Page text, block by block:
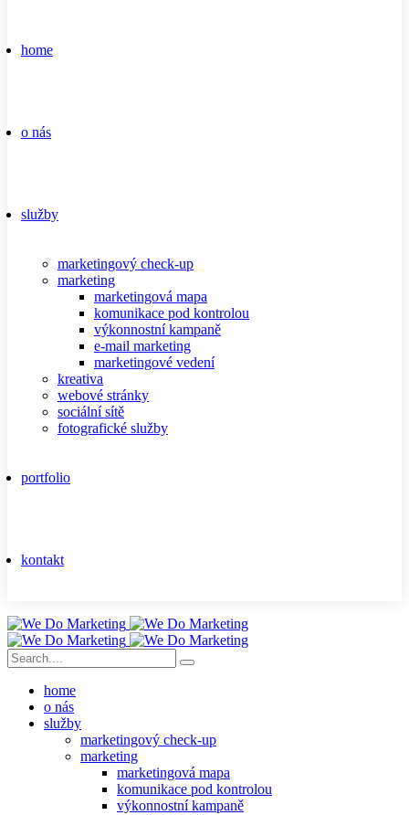
home
o nás
služby
marketingový check-up
marketing
marketingová mapa
komunikace pod kontrolou
výkonnostní kampaně
e-mail marketing
marketingové vedení
kreativa
webové stránky
sociální sítě
fotografické služby
portfolio
kontakt
home
o nás
služby
marketingový check-up
marketing
marketingová mapa
komunikace pod kontrolou
výkonnostní kampaně